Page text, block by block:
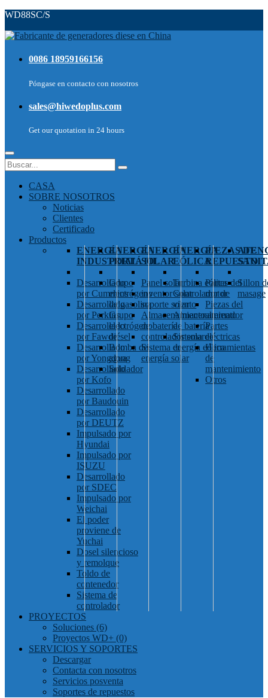
WD88SC/S
0086 18959166156
Póngase en contacto con nosotros
sales@hiwedoplus.com
Get our quotation in 24 hours
CASA
SOBRE NOSOTROS
Noticias
Clientes
Certificado
Productos
ENERGÍA
INDUSTRIAL
Desarrollado
por Cummins
Desarrollado
por Perkins
Desarrollado
por Fawde
Desarrollado
por Yongdong
Desarrollado
por Kofo
Desarrollado
por Baudouin
Desarrollado
por DEUTZ
Impulsado por
Hyundai
Impulsado por
ISUZU
Desarrollado
por SDEC
Impulsado por
Weichai
El poder
proviene de
Yuchai
Dosel silencioso
y remolque
Toldo de
contenedor
Sistema de
controlador
ENERGÍA
PORTÁTIL
Grupo
electrógeno
de gasolina
Grupo
electrógeno
diésel
Bomba de
agua
Soldador
ENERGÍA
SOLAR
Panel solar
inventor solar
soporte solar
Almacenamiento
de batería
controlador solar
Sistema de
energía solar
ENERGÍA
EÓLICA
Turbina eólica
Controlador de
viento
Almacenamiento
de batería
Sistema de
energía eólica
PIEZAS DE
REPUESTO
Partes del
motor
Piezas del
alternador
Partes
eléctricas
Herramientas
de
mantenimiento
Otros
Sillon
masage
PROYECTOS
Soluciones (6)
Proyectos WD+ (0)
SERVICIOS Y SOPORTES
Descargar
Contacta con nosotros
Servicios posventa
Soportes de repuestos